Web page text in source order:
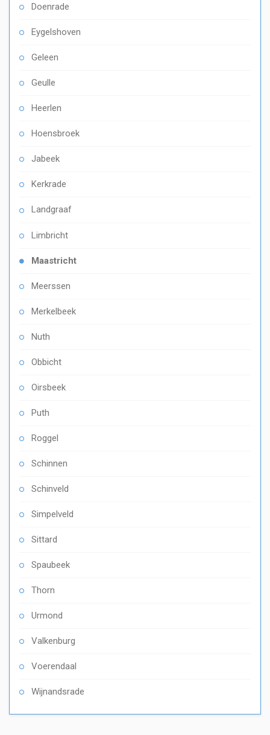
Doenrade
Eygelshoven
Geleen
Geulle
Heerlen
Hoensbroek
Jabeek
Kerkrade
Landgraaf
Limbricht
Maastricht
Meerssen
Merkelbeek
Nuth
Obbicht
Oirsbeek
Puth
Roggel
Schinnen
Schinveld
Simpelveld
Sittard
Spaubeek
Thorn
Urmond
Valkenburg
Voerendaal
Wijnandsrade